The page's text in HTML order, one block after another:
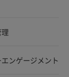
ンゲージメントお